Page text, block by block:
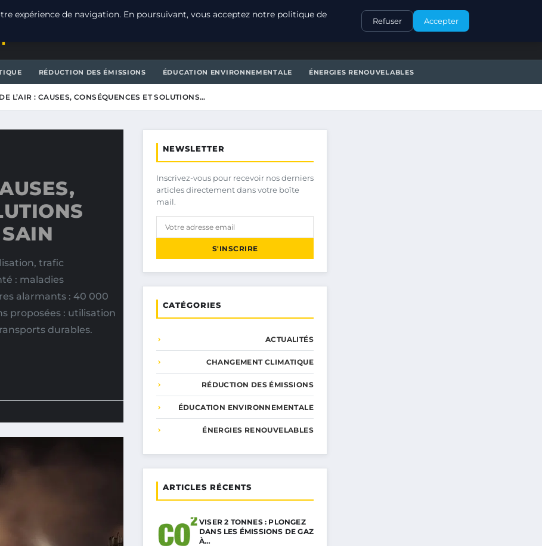
CONTACT
RÉDUCTION DES ÉMISSIONS ÉDUCATION ENVIRONNEMENTALE ÉNERGIES RENOUVELABLES
L’AIR : CAUSES, CONSÉQUENCES ET SOLUTIONS…
trafic
: maladies
alarmants : 40 000
proposées : utilisation
durables.
NEWSLETTER
Inscrivez-vous pour recevoir nos derniers
articles directement dans votre boîte
mail.
S'INSCRIRE
CATÉGORIES
ACTUALITÉS
CHANGEMENT CLIMATIQUE
RÉDUCTION DES ÉMISSIONS
ÉDUCATION ENVIRONNEMENTALE
ÉNERGIES RENOUVELABLES
ARTICLES RÉCENTS
VISER 2 TONNES : PLONGEZ
DANS LES ÉMISSIONS DE GAZ
À…
expérience de navigation. En poursuivant, vous acceptez notre politique de
Refuser Accepter